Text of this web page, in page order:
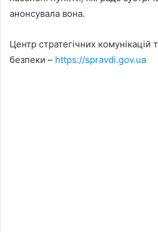
анонсувала вона.
Центр стратегічних комунікацій
безпеки – https://spravdi.gov.ua